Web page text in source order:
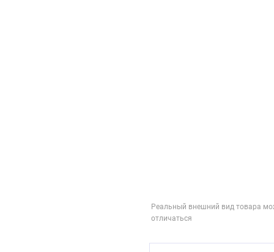
Реальный внешний вид товара
отличаться